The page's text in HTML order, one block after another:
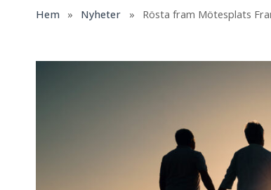
Hem » Nyheter » Rösta fram Mötesplats